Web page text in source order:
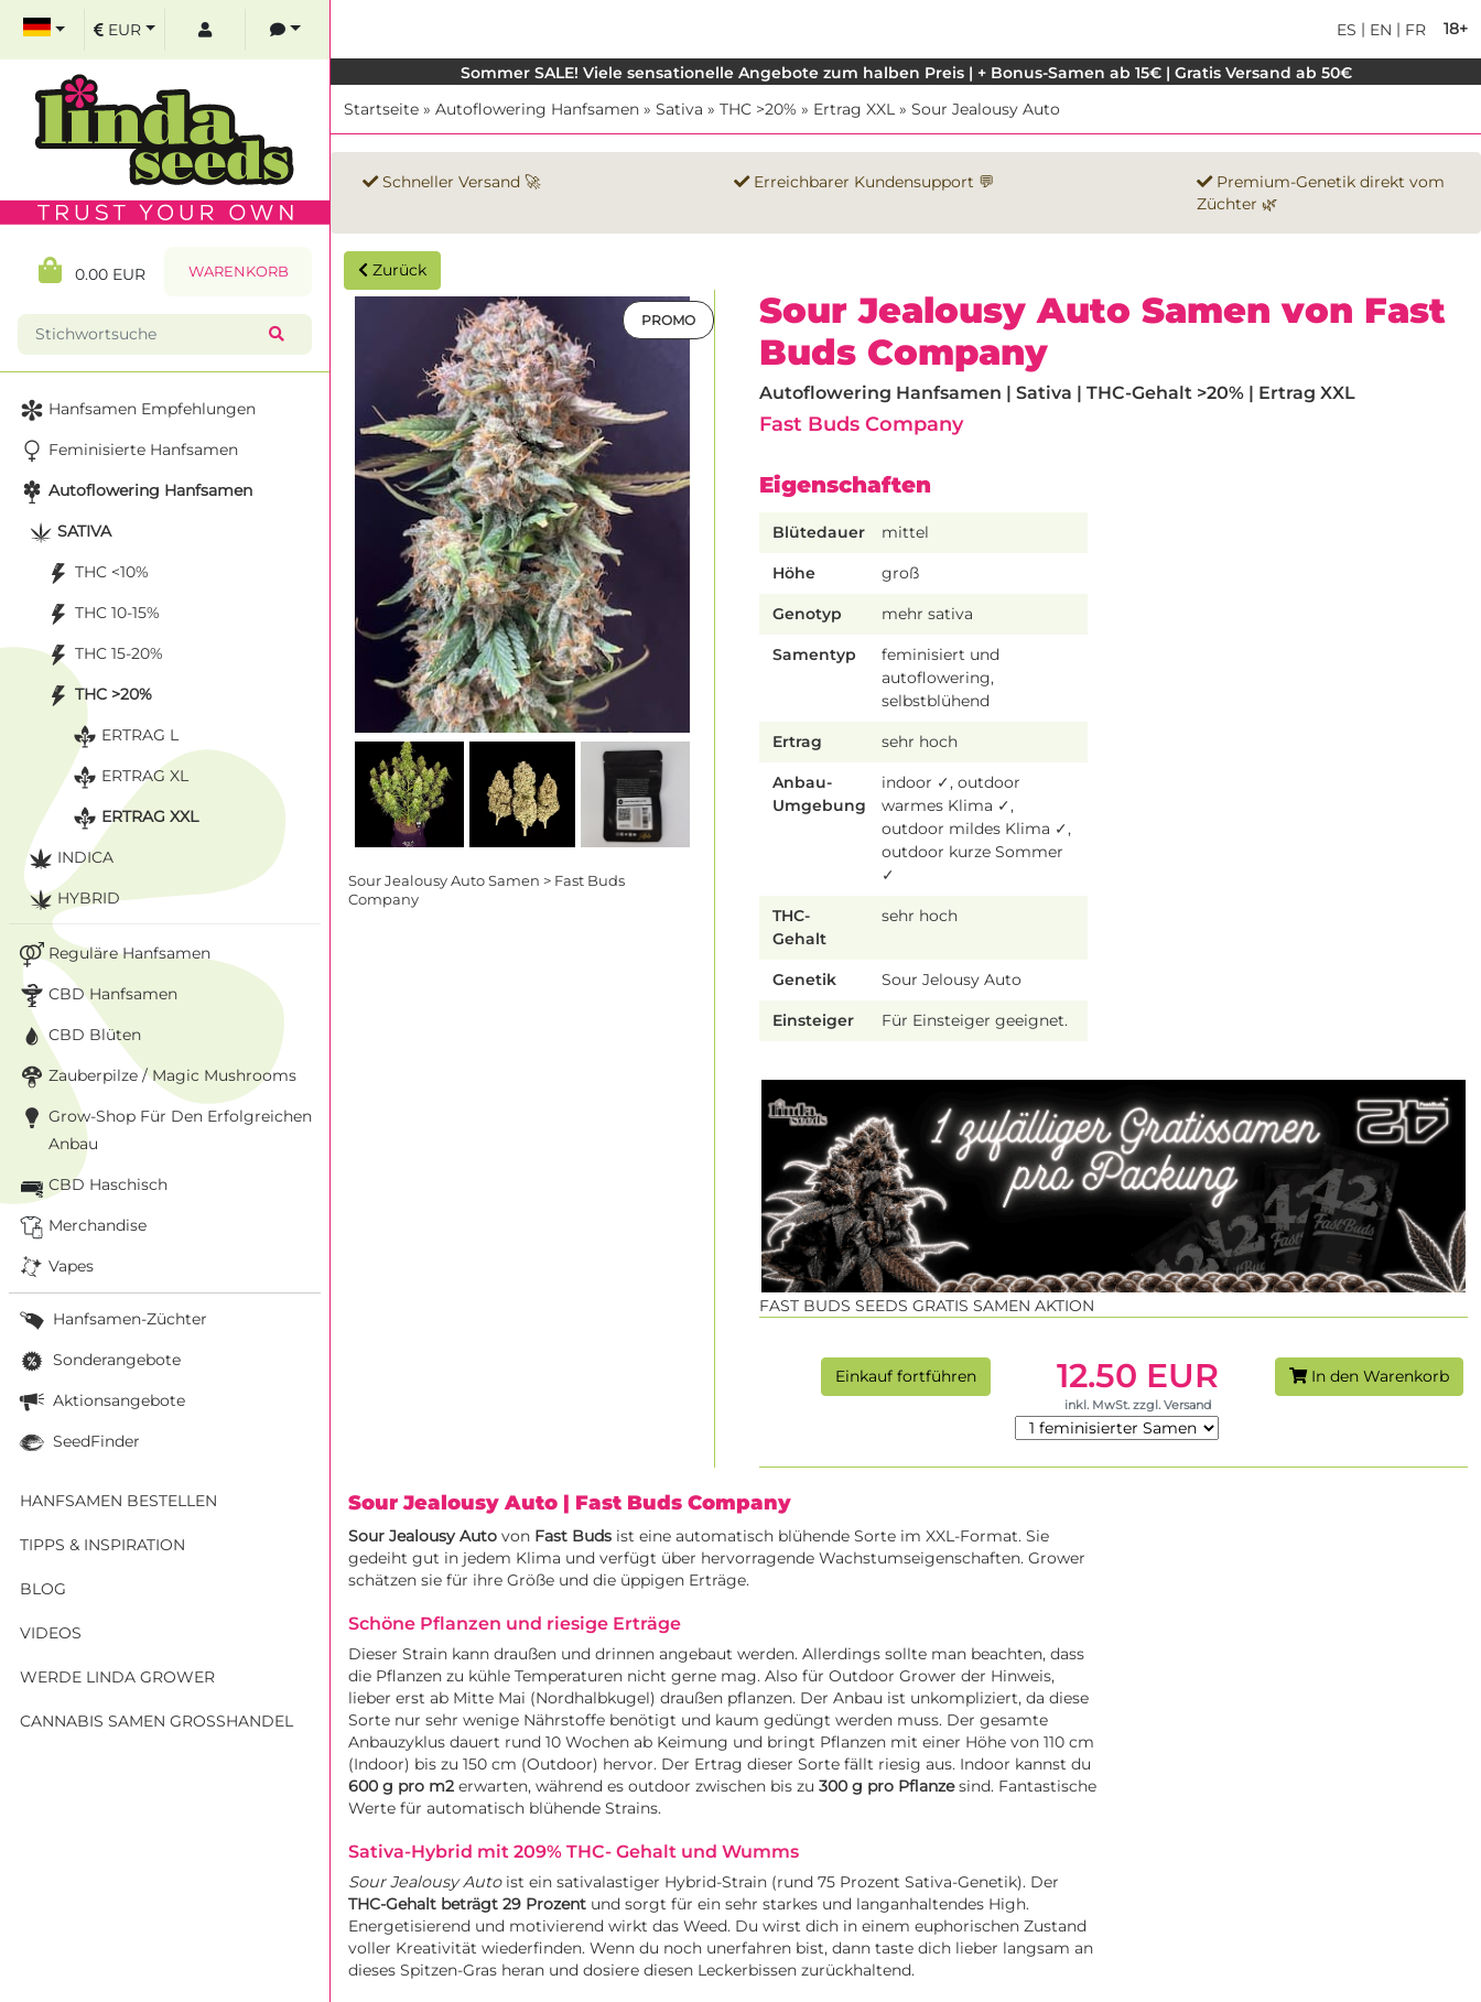
18+
ES | EN | FR
Sommer SALE! Viele sensationelle Angebote zum halben Preis | + Bonus-Samen ab 15€ | Gratis Versand ab 50€
Startseite » Autoflowering Hanfsamen » Sativa » THC >20% » Ertrag XXL » Sour Jealousy Auto
Schneller Versand 🚀 Erreichbarer Kundensupport 💬
Premium-Genetik direkt vom
Züchter 🌿
Zurück
PROMO
Sour Jealousy Auto Samen > Fast Buds
Company
Sour Jealousy Auto Samen von Fast
Buds Company
Autoflowering Hanfsamen | Sativa | THC-Gehalt >20% | Ertrag XXL
Fast Buds Company
Eigenschaften
Blütedauer mittel
Höhe groß
Genotyp mehr sativa
Samentyp
feminisiert und
autoflowering,
selbstblühend
Ertrag sehr hoch
Anbau-
Umgebung
indoor ✓, outdoor
warmes Klima ✓,
outdoor mildes Klima ✓,
outdoor kurze Sommer
✓
THC-
Gehalt
sehr hoch
Genetik Sour Jelousy Auto
Einsteiger Für Einsteiger geeignet.
FAST BUDS SEEDS GRATIS SAMEN AKTION
Einkauf fortführen 12.50 EUR
inkl. MwSt. zzgl. Versand
In den Warenkorb
Sour Jealousy Auto | Fast Buds Company
Sour Jealousy Auto von Fast Buds ist eine automatisch blühende Sorte im XXL-Format. Sie
gedeiht gut in jedem Klima und verfügt über hervorragende Wachstumseigenschaften. Grower
schätzen sie für ihre Größe und die üppigen Erträge.
Schöne Pflanzen und riesige Erträge
Dieser Strain kann draußen und drinnen angebaut werden. Allerdings sollte man beachten, dass
die Pflanzen zu kühle Temperaturen nicht gerne mag. Also für Outdoor Grower der Hinweis,
lieber erst ab Mitte Mai (Nordhalbkugel) draußen pflanzen. Der Anbau ist unkompliziert, da diese
Sorte nur sehr wenige Nährstoffe benötigt und kaum gedüngt werden muss. Der gesamte
Anbauzyklus dauert rund 10 Wochen ab Keimung und bringt Pflanzen mit einer Höhe von 110 cm
(Indoor) bis zu 150 cm (Outdoor) hervor. Der Ertrag dieser Sorte fällt riesig aus. Indoor kannst du
600 g pro m2 erwarten, während es outdoor zwischen bis zu 300 g pro Pflanzesind. Fantastische
Werte für automatisch blühende Strains.
Sativa-Hybrid mit 209% THC- Gehalt und Wumms
Sour Jealousy Autoist ein sativalastiger Hybrid-Strain (rund 75 Prozent Sativa-Genetik). Der
THC-Gehalt beträgt 29 Prozent und sorgt für ein sehr starkes und langanhaltendes High.
Energetisierend und motivierend wirkt das Weed. Du wirst dich in einem euphorischen Zustand
voller Kreativität wiederfinden. Wenn du noch unerfahren bist, dann taste dich lieber langsam an
dieses Spitzen-Gras heran und dosiere diesen Leckerbissen zurückhaltend.
EUR
0.00 EUR WARENKORB
Hanfsamen Empfehlungen
Feminisierte Hanfsamen
Autoflowering Hanfsamen
SATIVA
THC <10%
THC 10-15%
THC 15-20%
THC >20%
ERTRAG L
ERTRAG XL
ERTRAG XXL
INDICA
HYBRID
Reguläre Hanfsamen
CBD Hanfsamen
CBD Blüten
Zauberpilze / Magic Mushrooms
Grow-Shop Für Den Erfolgreichen
Anbau
CBD Haschisch
Merchandise
Vapes
Hanfsamen-Züchter
Sonderangebote
Aktionsangebote
SeedFinder
HANFSAMEN BESTELLEN
TIPPS & INSPIRATION
BLOG
VIDEOS
WERDE LINDA GROWER
CANNABIS SAMEN GROSSHANDEL